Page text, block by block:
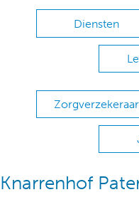
Diensten
Zorgverzekeraar
Knarrenhof